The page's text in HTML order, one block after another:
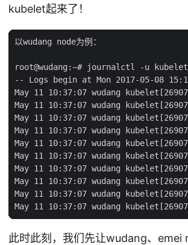
kubelet起来了！
以wudang node为例：
root@wudang:~# journalctl -u
-- Logs begin at Mon 2017-05-08
May 11 10:37:07 wudang
May 11 10:37:07 wudang
May 11 10:37:07 wudang
May 11 10:37:07 wudang
May 11 10:37:07 wudang
May 11 10:37:07 wudang
May 11 10:37:07 wudang
May 11 10:37:07 wudang
May 11 10:37:07 wudang
此时此刻，我们先让wudang、emei